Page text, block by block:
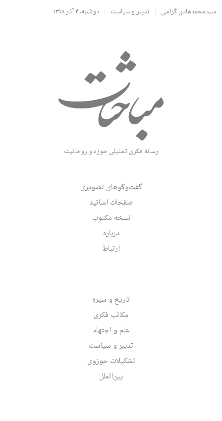
سیدمحمدهادی گرامی تدبیر و سیاست دوشنبه، ۴ آذر ۱۳۹۸
رسانه فکری تحلیلی حوزه و روحانیت
گفت‌وگوهای تصویری
صفحات اساتید
نسخه مکتوب
درباره
ارتباط
تاریخ و سیره
مکاتب فکری
علم و اجتهاد
تدبیر و سیاست
تشکیلات حوزوی
بین‌الملل